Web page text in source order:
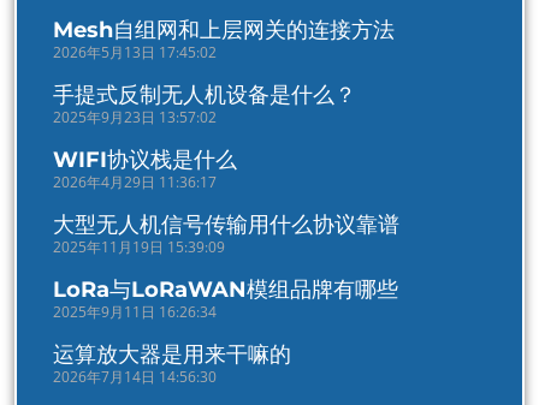
Mesh自组网和上层网关的连接方法
2026年5月13日 17:45:02
手提式反制无人机设备是什么？
2025年9月23日 13:57:02
WIFI协议栈是什么
2026年4月29日 11:36:17
大型无人机信号传输用什么协议靠谱
2025年11月19日 15:39:09
LoRa与LoRaWAN模组品牌有哪些
2025年9月11日 16:26:34
运算放大器是用来干嘛的
2026年7月14日 14:56:30